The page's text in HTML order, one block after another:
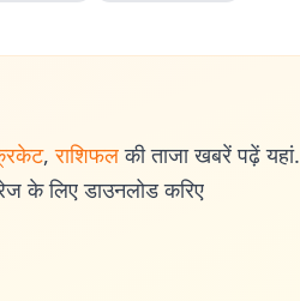
, राशिफल की ताजा खबरें पढ़ें यहां.
के लिए डाउनलोड करिए